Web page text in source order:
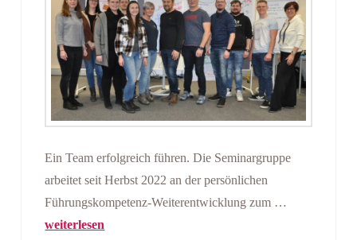
Ein Team erfolgreich führen. Die Seminargruppe
arbeitet seit Herbst 2022 an der persönlichen
Führungskompetenz-Weiterentwicklung zum …
weiterlesen